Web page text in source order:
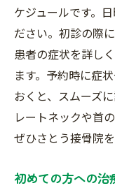
ケジュールです。
ださい。初診の際
患者の症状を詳し
ます。予約時に症
おくと、スムーズ
レートネックや首
ぜひさとう接骨院
初めての方への治